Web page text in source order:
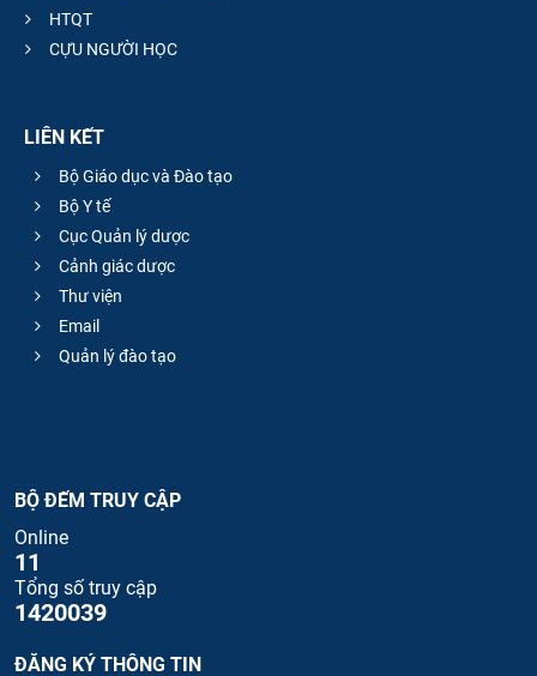
HTQT
CỰU NGƯỜI HỌC
LIÊN KẾT
Bộ Giáo dục và Đào tạo
Bộ Y tế
Cục Quản lý dược
Cảnh giác dược
Thư viện
Email
Quản lý đào tạo
BỘ ĐẾM TRUY CẬP
Online
11
Tổng số truy cập
1420039
ĐĂNG KÝ THÔNG TIN